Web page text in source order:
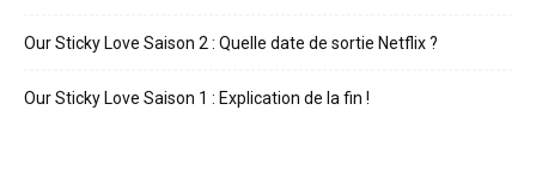
Our Sticky Love Saison 2 : Quelle date de sortie Netflix ?
Our Sticky Love Saison 1 : Explication de la fin !